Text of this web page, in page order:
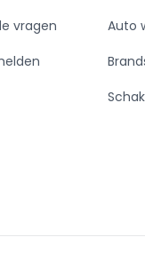
vragen
Auto